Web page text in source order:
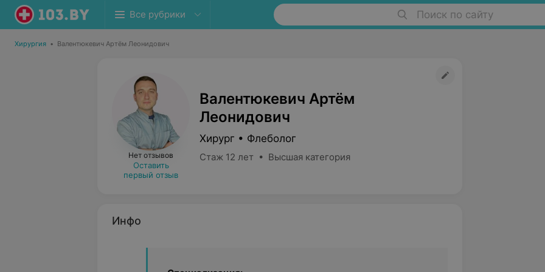
Все рубрики Поиск по сайту
Хирургия • Валентюкевич Артём Леонидович
Нет отзывов
Оставить
первый отзыв
Валентюкевич Артём
Леонидович
Хирург • Флеболог
Стаж 12 лет • Высшая категория
Инфо